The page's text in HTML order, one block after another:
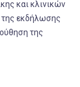
και κλινικών
της εκδήλωσης
της